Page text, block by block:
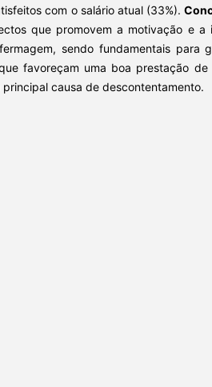
com o salário atual (33%).
que promovem a motivação e a
sendo fundamentais para
favoreçam uma boa prestação de
causa de descontentamento.